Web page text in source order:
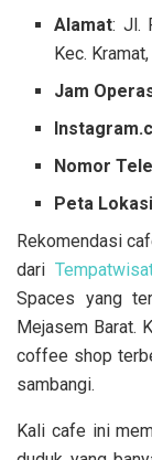
Alamat: Jl.
Kec.
Jam
Nomor
Peta
Rekomendasi
dari
Spaces yang
Mejasem Barat.
coffee shop
sambangi.
Kali cafe ini